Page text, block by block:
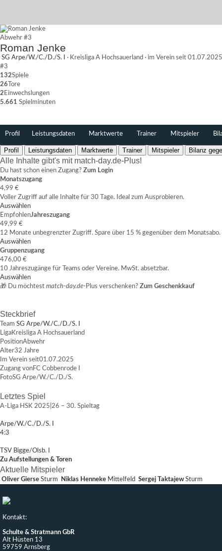
Abwehr #3
Roman Jenke
SG Arpe/W./C./D./S. I · Kreisliga A Hochsauerland · im Verein seit 01.07.2025
#3
132Spiele
26 Tore
2 Einwechslungen
5.661 Spielminuten
Profil Leistungsdaten Marktwerte Trainer Mitspieler
Profil Leistungsdaten Marktwerte Trainer Mitspieler Bilanz
Alle Inhalte gibt's mit match-day.de-Plus!
Du hast schon einen Zugang? Zum Login
Monatszugang
4,99 €
Voller Zugriff auf alle Inhalte für 30 Tage. Ideal zum Ausprobieren.
Auswählen
EmpfohlenJahreszugang
49,99 €
12 Monate unbegrenzter Zugriff. Spare über 15 % gegenüber dem Monatsabo.
Auswählen
Gruppenzugang
476,00 €
10 Jahreszugänge für Teams oder Vereine. MwSt. absetzbar.
Auswählen
🎁 Du möchtest match-day.de-Plus verschenken? Zum Geschenkkauf
Steckbrief
Team SG Arpe/W./C./D./S. I
LigaKreisliga A Hochsauerland
PositionAbwehr
Alter32 Jahre
Im Verein seit01.07.2025
Zugang vonFC Cobbenrode I
FotoSG Arpe/W./C./D./S.
Letztes Spiel
A-Liga HSK 2025|26 – 30. Spieltag
Arpe/W./C./D./S. I
4:3
TSV Bigge/Olsb. I
Zu Aufstellungen & Toren
Aktuelle Mitspieler
Oliver Gierse Sturm Niklas Henneke Mittelfeld Sergej Taktajew Sturm
Kontakt:
Schulte & Stratmann GbR
Alt Hüsten 13
59759 Arnsberg